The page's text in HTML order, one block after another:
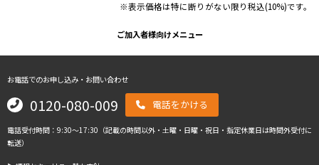
※表示価格は特に断りがない限り税込(10%)です。
ご加入者様向けメニュー
お電話でのお申し込み・お問い合わせ
0120-080-009 電話をかける
電話受付時間：9:30～17:30（記載の時間以外・土曜・日曜・祝日・指定休業日は時間外受付に
転送）